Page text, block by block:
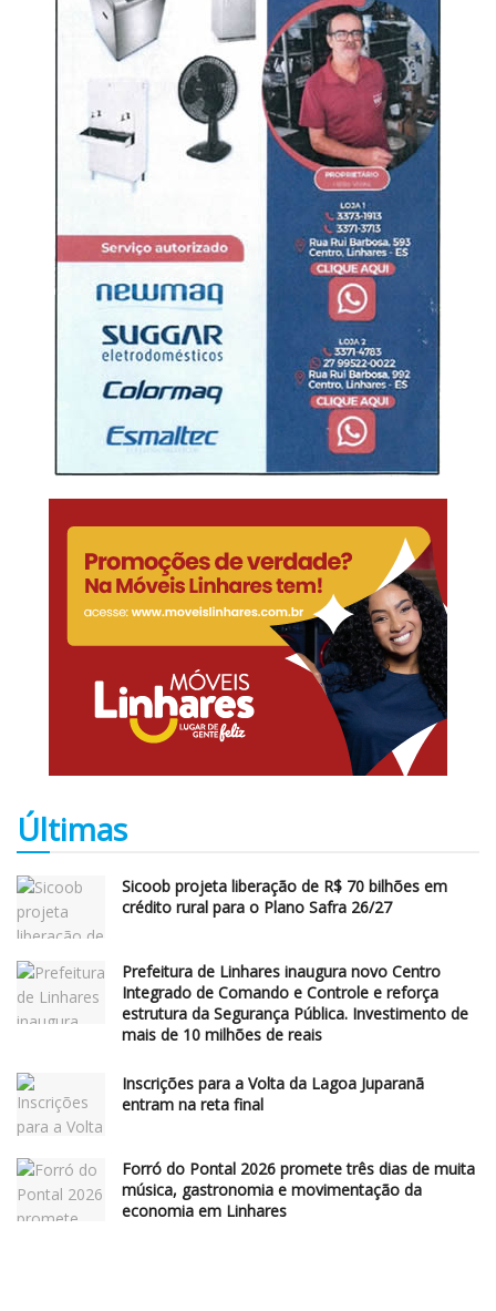
Últimas
Sicoob projeta liberação de R$ 70 bilhões em
crédito rural para o Plano Safra 26/27
Prefeitura de Linhares inaugura novo Centro
Integrado de Comando e Controle e reforça
estrutura da Segurança Pública. Investimento de
mais de 10 milhões de reais
Inscrições para a Volta da Lagoa Juparanã
entram na reta final
Forró do Pontal 2026 promete três dias de muita
música, gastronomia e movimentação da
economia em Linhares